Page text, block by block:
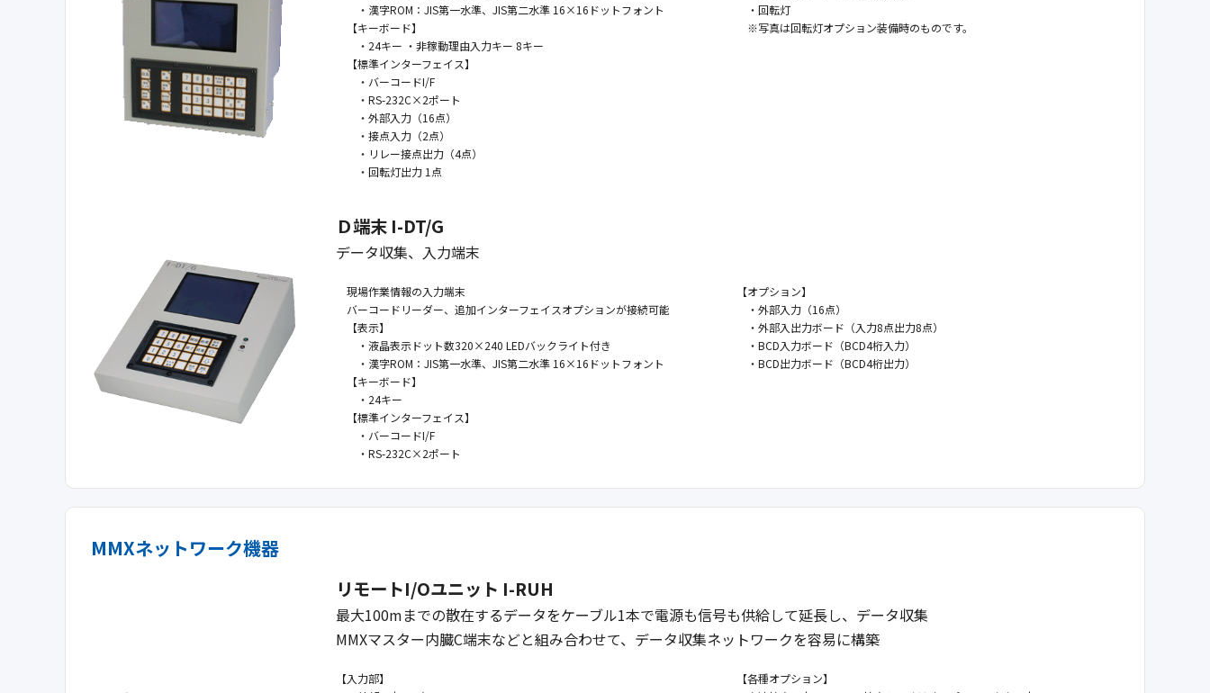
・漢字ROM：JIS第一水準、JIS第二水準 16×16ドットフォント
【キーボード】
・24キー ・非稼動理由入力キー 8キー
【標準インターフェイス】
・バーコードI/F
・RS-232C×2ポート
・外部入力（16点）
・接点入力（2点）
・リレー接点出力（4点）
・回転灯出力 1点
・回転灯
※写真は回転灯オプション装備時のものです。
Ｄ端末 I-DT/G
データ収集、入力端末
現場作業情報の入力端末
バーコードリーダー、追加インターフェイスオプションが接続可能
【表示】
・液晶表示ドット数320×240 LEDバックライト付き
・漢字ROM：JIS第一水準、JIS第二水準 16×16ドットフォント
【キーボード】
・24キー
【標準インターフェイス】
・バーコードI/F
・RS-232C×2ポート
【オプション】
・外部入力（16点）
・外部入出力ボード（入力8点出力8点）
・BCD入力ボード（BCD4桁入力）
・BCD出力ボード（BCD4桁出力）
MMXネットワーク機器
リモートI/Oユニット I-RUH
最大100mまでの散在するデータをケーブル1本で電源も信号も供給して延長し、データ収集
MMXマスター内臓C端末などと組み合わせて、データ収集ネットワークを容易に構築
【入力部】
【各種オプション】